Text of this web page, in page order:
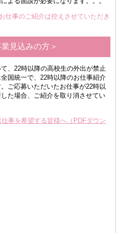
仕事のご紹介は控えさせていただき
見込みの方＞
、22時以降の高校生の外出が禁止
国統一で、22時以降のお仕事紹介
ご応募いただいたお仕事が22時以
た場合、ご紹介を取り消させてい
事を希望する皆様へ（PDFダウン